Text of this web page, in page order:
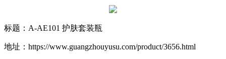
标题：A-AE101 护肤套装瓶
地址：https://www.guangzhouyusu.com/product/3656.html